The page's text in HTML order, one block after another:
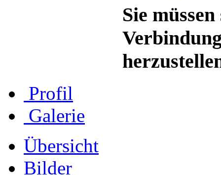
Sie
Profil
Galerie
Übersicht
Bilder